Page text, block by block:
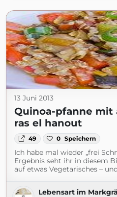
13 Juni 2013
Quinoa-pfanne mit
ras el hanout
49 0 Speichern
Ich habe mal wieder „frei
Ergebnis seht ihr in diesem
auf etwas Vegetarisches –
Lebensart im